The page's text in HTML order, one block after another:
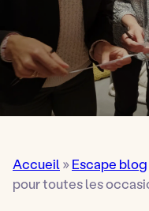
Accueil»Escape blog
pour toutes les